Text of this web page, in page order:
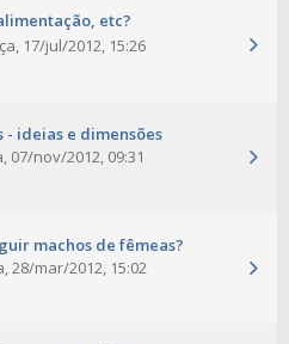
etc?
17/jul/2012, 15:26
- ideias e dimensões
07/nov/2012, 09:31
machos de fêmeas?
28/mar/2012, 15:02